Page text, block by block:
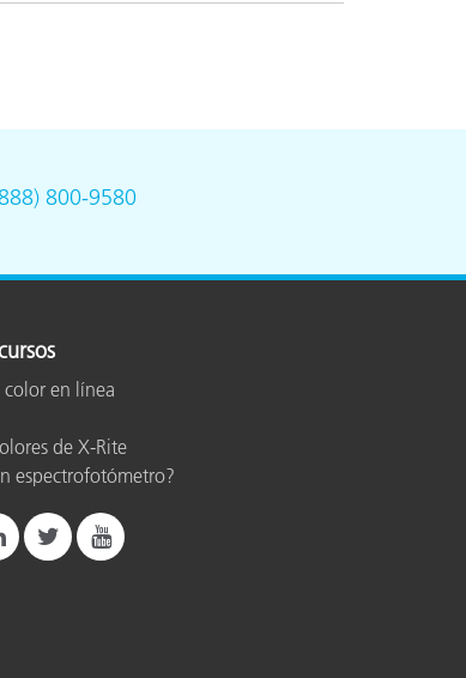
800-9580
color en línea
de X-Rite
espectrofotómetro?